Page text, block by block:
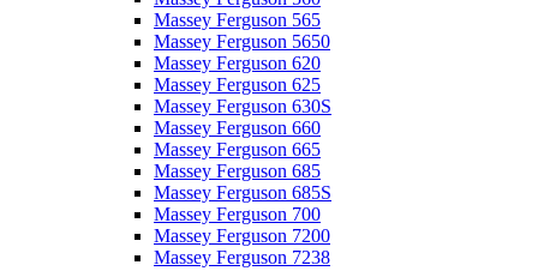
Massey Ferguson 565
Massey Ferguson 5650
Massey Ferguson 620
Massey Ferguson 625
Massey Ferguson 630S
Massey Ferguson 660
Massey Ferguson 665
Massey Ferguson 685
Massey Ferguson 685S
Massey Ferguson 700
Massey Ferguson 7200
Massey Ferguson 7238